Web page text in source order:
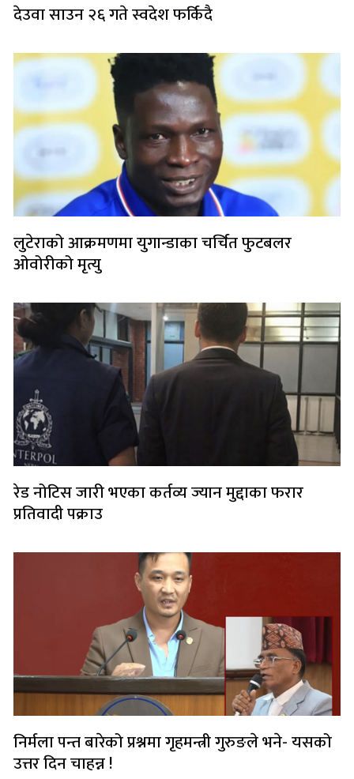
देउवा साउन २६ गते स्वदेश फर्किदै
लुटेराको आक्रमणमा युगान्डाका चर्चित फुटबलर
ओवोरीको मृत्यु
रेड नोटिस जारी भएका कर्तव्य ज्यान मुद्दाका फरार
प्रतिवादी पक्राउ
निर्मला पन्त बारेको प्रश्नमा गृहमन्त्री गुरुङले भने- यसको
उत्तर दिन चाहन्न !